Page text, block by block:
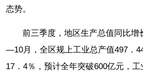
态势。
前三季度，地区生产总值同比增
—10月，全区规上工业总产值497．
17．4％，预计全年突破600亿元，工